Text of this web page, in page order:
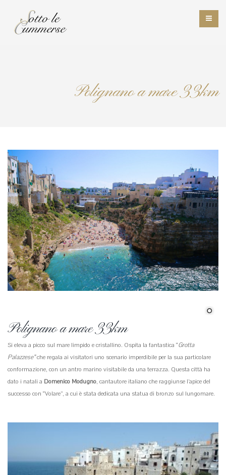
Polignano a mare 33km
Polignano a mare 33km
Si eleva a picco sul mare limpido e cristallino. Ospita la fantastica “Grotta
Palazzese”che regala ai visitatori uno scenario imperdibile per la sua particolare
conformazione, con un antro marino visitabile da una terrazza. Questa città ha
dato i natali a Domenico Modugno, cantautore italiano che raggiunse l’apice del
successo con “Volare”, a cui è stata dedicata una statua di bronzo sul lungomare.